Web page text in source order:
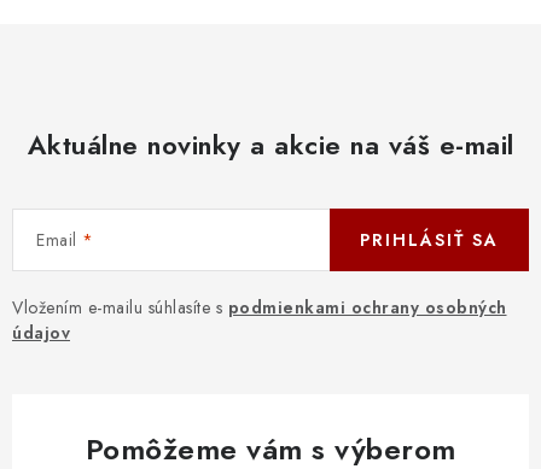
Aktuálne novinky a akcie na váš e-mail
Email
Vložením e-mailu súhlasíte s podmienkami ochrany osobných
údajov
PRIHLÁSIŤ SA
Pomôžeme vám s výberom